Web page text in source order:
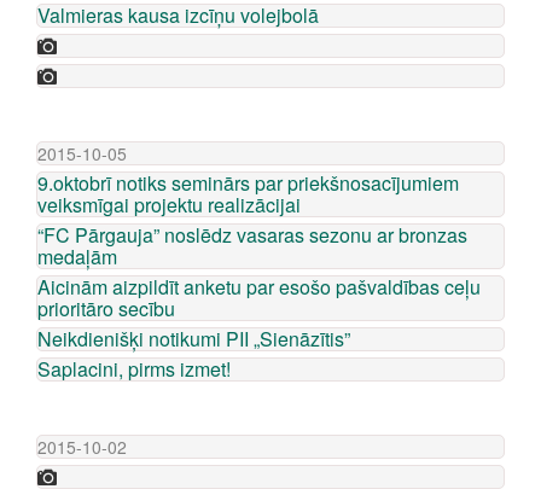
Valmieras kausa izcīņu volejbolā
2015-10-05
9.oktobrī notiks seminārs par priekšnosacījumiem
veiksmīgai projektu realizācijai
“FC Pārgauja” noslēdz vasaras sezonu ar bronzas
medaļām
Aicinām aizpildīt anketu par esošo pašvaldības ceļu
prioritāro secību
Neikdienišķi notikumi PII „Sienāzītis”
Saplacini, pirms izmet!
2015-10-02